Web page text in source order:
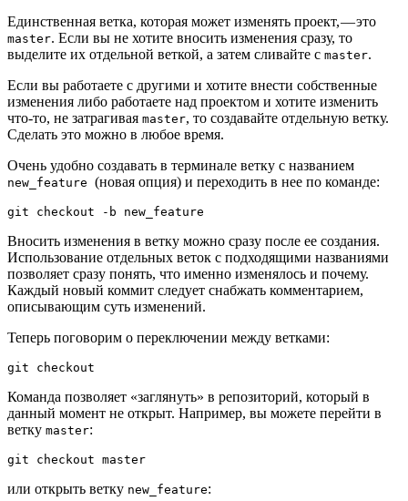
Единственная ветка, которая может изменять проект, — это
master. Если вы не хотите вносить изменения сразу, то
выделите их отдельной веткой, а затем сливайте с master.
Если вы работаете с другими и хотите внести собственные
изменения либо работаете над проектом и хотите изменить
что-то, не затрагивая master, то создавайте отдельную ветку.
Сделать это можно в любое время.
Очень удобно создавать в терминале ветку с названием
new_feature (новая опция) и переходить в нее по команде:
git checkout -b new_feature
Вносить изменения в ветку можно сразу после ее создания.
Использование отдельных веток с подходящими названиями
позволяет сразу понять, что именно изменялось и почему.
Каждый новый коммит следует снабжать комментарием,
описывающим суть изменений.
Теперь поговорим о переключении между ветками:
git checkout
Команда позволяет «заглянуть» в репозиторий, который в
данный момент не открыт. Например, вы можете перейти в
ветку master:
git checkout master
или открыть ветку new_feature: